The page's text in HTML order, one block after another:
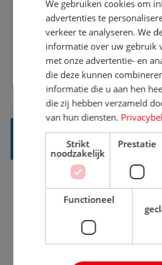
Een vakantie plannen is het
het nu voor jezelf is, of voor
het super om een mooie reis
regelen. Door jouw kennis en
vakantiegangers de meest
aarde kennen! 🏝️Wat ga je
werken: of het nu gaat om
BEKIJK VACATURE
REISADVISEUR JUNIOR
Hoorn, Noord-Holland, Nederland
37-40+ uur
MBO
Met jouw ervaring in de
We gebruiken cookies om
advertenties te
verkeer te analyseren. We
informatie over uw gebruik
met onze advertentie- en
die deze kunnen
informatie die u aan hen
die zij hebben verzameld
van hun diensten.
Strikt
noodzakelijk
Prestatie
Functioneel